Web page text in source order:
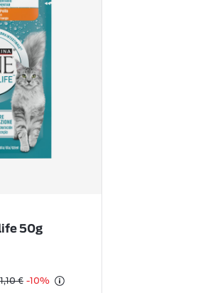
50g
1,10 € -10%